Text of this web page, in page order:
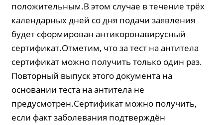
положительным.В этом случае в течение трёх
календарных дней со дня подачи заявления
будет сформирован антикоронавирусный
сертификат.Отметим, что за тест на антитела
сертификат можно получить только один раз.
Повторный выпуск этого документа на
основании теста на антитела не
предусмотрен.Сертификат можно получить,
если факт заболевания подтверждён